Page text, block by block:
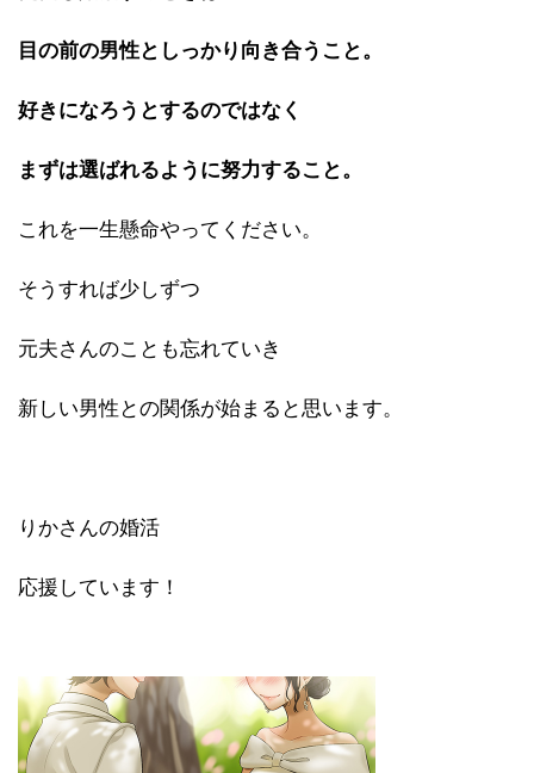
目の前の男性としっかり向き合うこと。
好きになろうとするのではなく
まずは選ばれるように努力すること。
これを一生懸命やってください。
そうすれば少しずつ
元夫さんのことも忘れていき
新しい男性との関係が始まると思います。
りかさんの婚活
応援しています！